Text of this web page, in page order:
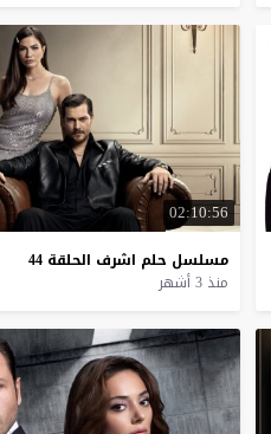
02:10:56
مسلسل حلم اشرف الحلقة 44
منذ 3 أشهر